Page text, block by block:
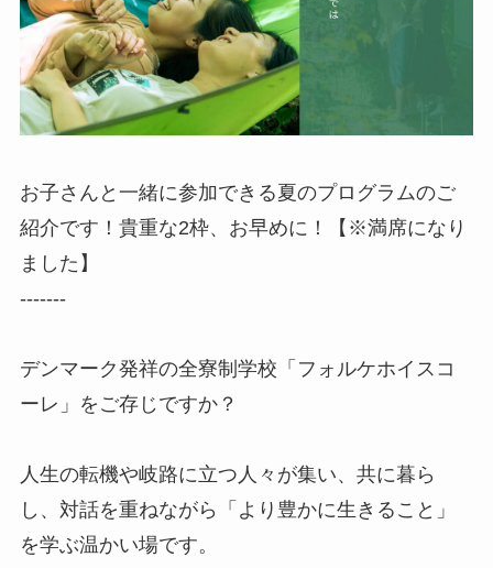
お子さんと一緒に参加できる夏のプログラムのご
紹介です！貴重な2枠、お早めに！【※満席になり
ました】
-------
デンマーク発祥の全寮制学校「フォルケホイスコ
ーレ」をご存じですか？
人生の転機や岐路に立つ人々が集い、共に暮ら
し、対話を重ねながら「より豊かに生きること」
を学ぶ温かい場です。